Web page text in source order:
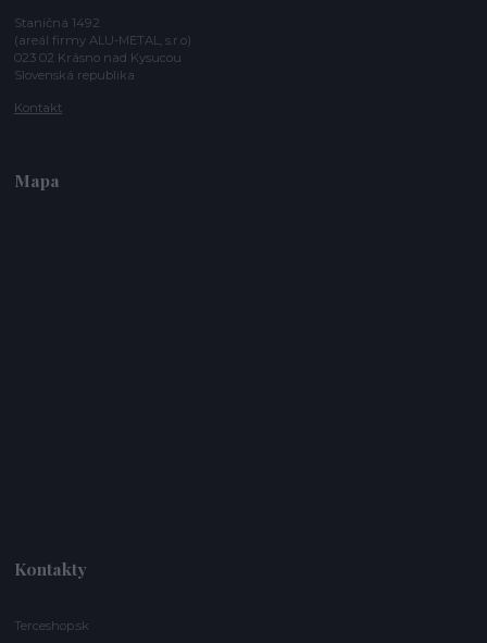
Staničná 1492
(areál firmy ALU-METAL, s.r.o)
023 02 Krásno nad Kysucou
Slovenská republika
Kontakt
Mapa
Kontakty
Terceshop.sk